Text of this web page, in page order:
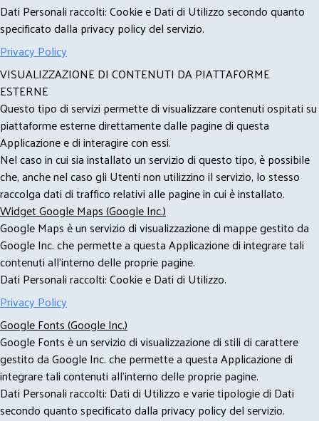
Dati Personali raccolti: Cookie e Dati di Utilizzo secondo quanto
specificato dalla privacy policy del servizio.
Privacy Policy
VISUALIZZAZIONE DI CONTENUTI DA PIATTAFORME
ESTERNE
Questo tipo di servizi permette di visualizzare contenuti ospitati su
piattaforme esterne direttamente dalle pagine di questa
Applicazione e di interagire con essi.
Nel caso in cui sia installato un servizio di questo tipo, è possibile
che, anche nel caso gli Utenti non utilizzino il servizio, lo stesso
raccolga dati di traffico relativi alle pagine in cui è installato.
Widget Google Maps (Google Inc.)
Google Maps è un servizio di visualizzazione di mappe gestito da
Google Inc. che permette a questa Applicazione di integrare tali
contenuti all'interno delle proprie pagine.
Dati Personali raccolti: Cookie e Dati di Utilizzo.
Privacy Policy
Google Fonts (Google Inc.)
Google Fonts è un servizio di visualizzazione di stili di carattere
gestito da Google Inc. che permette a questa Applicazione di
integrare tali contenuti all'interno delle proprie pagine.
Dati Personali raccolti: Dati di Utilizzo e varie tipologie di Dati
secondo quanto specificato dalla privacy policy del servizio.